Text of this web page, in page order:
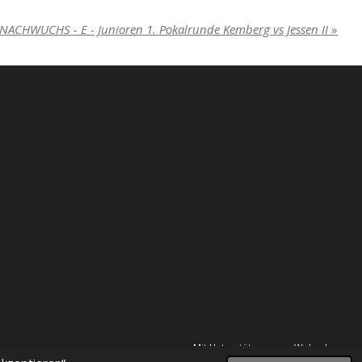
NACHWUCHS - E - Junioren 1. Pokalrunde Kemberg vs Jessen II »
Mit Unterstützung von Webador